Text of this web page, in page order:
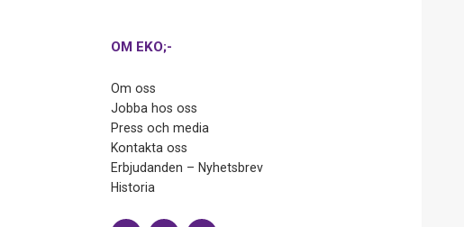
OM EKO;-
Om oss
Jobba hos oss
Press och media
Kontakta oss
Erbjudanden – Nyhetsbrev
Historia